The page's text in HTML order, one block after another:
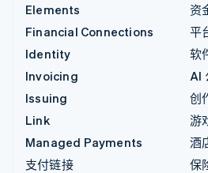
Elements
Financial Connections
Identity
Invoicing
Issuing
Link
Managed Payments
支付链接
资
平
软
AI
创
游
酒
保